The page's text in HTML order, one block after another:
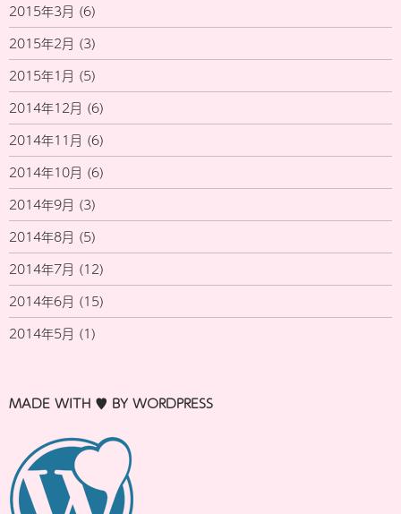
2015年3月 (6)
2015年2月 (3)
2015年1月 (5)
2014年12月 (6)
2014年11月 (6)
2014年10月 (6)
2014年9月 (3)
2014年8月 (5)
2014年7月 (12)
2014年6月 (15)
2014年5月 (1)
MADE WITH ♥ BY WORDPRESS